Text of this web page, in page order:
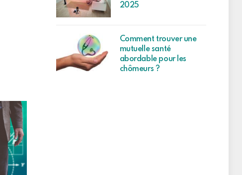
2025
Comment trouver une
mutuelle santé
abordable pour les
chômeurs ?